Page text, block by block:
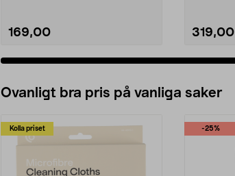
169,00 319,00
Ovanligt bra pris på vanliga saker
Kolla priset -25%